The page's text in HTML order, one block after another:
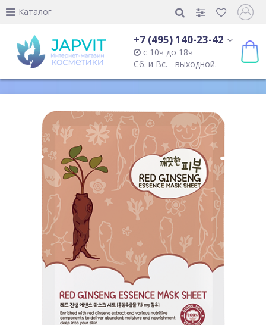
Каталог
+7 (495) 140-23-42
с 10ч до 18ч
Сб. и Вс. - выходной.